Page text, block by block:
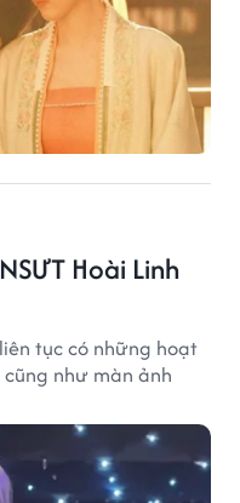
Hoài Linh
tục có những hoạt
như màn ảnh